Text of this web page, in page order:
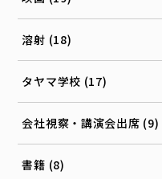
溶射 (18)
タヤマ学校 (17)
会社視察・講演会出席 (9)
書籍 (8)